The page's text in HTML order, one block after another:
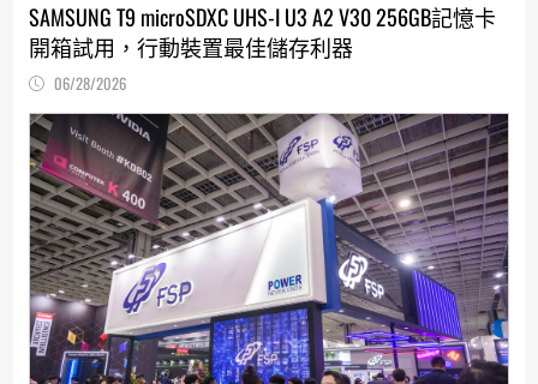
SAMSUNG T9 microSDXC UHS-I U3 A2 V30 256GB記憶卡
開箱試用，行動裝置最佳儲存利器
06/28/2026